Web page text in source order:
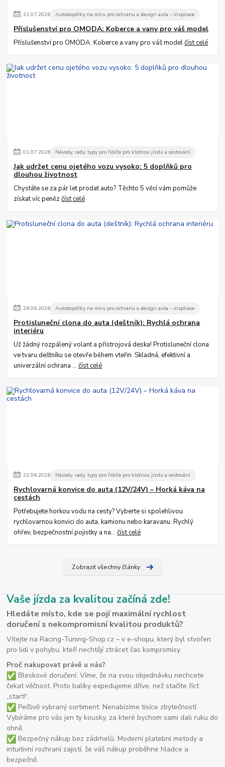
21.07.2026 Autodoplňky na míru pro ochranu a design auta - inspirace
Příslušenství pro OMODA: Koberce a vany pro váš model
Příslušenství pro OMODA: Koberce a vany pro váš modelčíst celé
01.07.2026 Návody, rady, typy pro řidiče pro klidnou jízdu a cestování
Jak udržet cenu ojetého vozu vysoko: 5 doplňků pro
dlouhou životnost
Chystáte se za pár let prodat auto? Těchto 5 věcí vám pomůže
získat víc penězčíst celé
26.06.2026 Autodoplňky na míru pro ochranu a design auta - inspirace
Protisluneční clona do auta (deštník): Rychlá ochrana
interiéru
Už žádný rozpálený volant a přístrojová deska! Protisluneční clona
ve tvaru deštníku se otevře během vteřin. Skladná, efektivní a
univerzální ochrana ...číst celé
22.06.2026 Návody, rady, typy pro řidiče pro klidnou jízdu a cestování
Rychlovarná konvice do auta (12V/24V) – Horká káva na
cestách
Potřebujete horkou vodu na cesty? Vyberte si spolehlivou
rychlovarnou konvici do auta, kamionu nebo karavanu. Rychlý
ohřev, bezpečnostní pojistky a na...číst celé
Zobrazit všechny články
Vaše jízda za kvalitou začíná zde!
Hledáte místo, kde se pojí maximální rychlost
doručení s nekompromisní kvalitou produktů?
Vítejte na Racing-Tuning-Shop.cz – v e-shopu, který byl stvořen
pro lidi v pohybu, kteří nechtějí ztrácet čas kompromisy.
Proč nakupovat právě u nás?
Bleskové doručení: Víme, že na svou objednávku nechcete
čekat věčnost. Proto balíky expedujeme dříve, než stačíte říct
„start!“.
Pečlivě vybraný sortiment: Nenabízíme tisíce zbytečností.
Vybíráme pro vás jen ty kousky, za které bychom sami dali ruku do
ohně.
Bezpečný nákup bez zádrhelů: Moderní platební metody a
intuitivní rozhraní zajistí, že váš nákup proběhne hladce a
bezpečně.